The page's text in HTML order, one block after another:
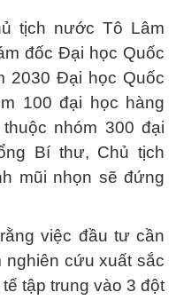
tịch nước Tô Lâm
đốc Đại học Quốc
2030 Đại học Quốc
100 đại học hàng
nhóm 300 đại
Bí thư, Chủ tịch
mũi nhọn sẽ đứng
việc đầu tư cần
nghiên cứu xuất sắc
tập trung vào 3 đột